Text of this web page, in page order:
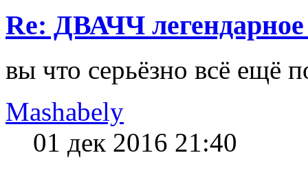
Re: ДВАЧЧ
вы что серьёзно всё ещё
Mashabely
01 дек 2016 21:40